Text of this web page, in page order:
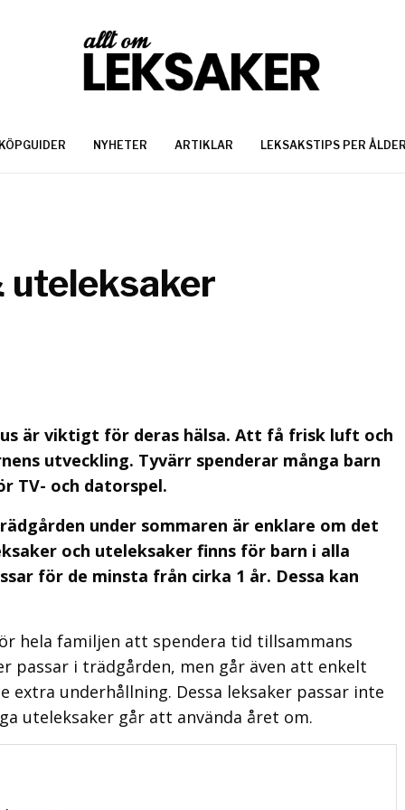
KÖPGUIDER NYHETER ARTIKLAR LEKSAKSTIPS PER ÅLDER
uteleksaker
är viktigt för deras hälsa. Att få frisk luft och
utveckling. Tyvärr spenderar många barn
TV- och datorspel.
under sommaren är enklare om det
och uteleksaker finns för barn i alla
för de minsta från cirka 1 år. Dessa kan
hela familjen att spendera tid tillsammans
passar i trädgården, men går även att enkelt
underhållning. Dessa leksaker passar inte
uteleksaker går att använda året om.